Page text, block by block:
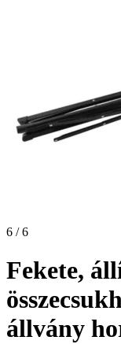
6 / 6
Fekete,
állvány